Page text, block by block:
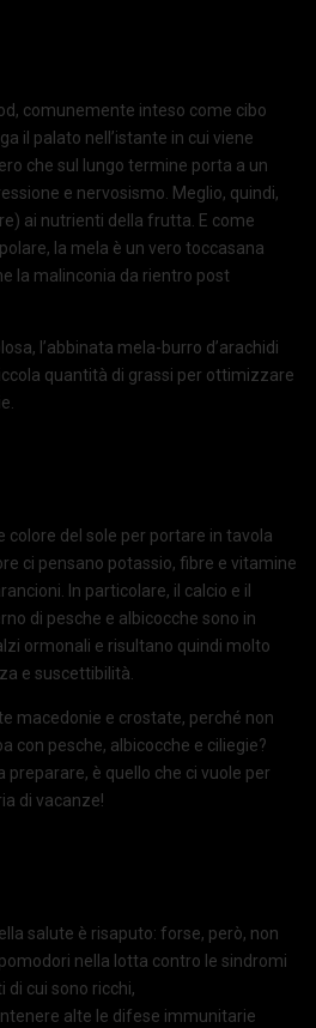
comunemente inteso come cibo
il palato nell’istante in cui viene
che sul lungo termine porta a un
e nervosismo. Meglio, quindi,
ai nutrienti della frutta. E come
la mela è un vero toccasana
la malinconia da rientro post
l’abbinata mela-burro d’arachidi
quantità di grassi per ottimizzare
colore del sole per portare in tavola
ci pensano potassio, fibre e vitamine
In particolare, il calcio e il
di pesche e albicocche sono in
ormonali e risultano quindi molto
e suscettibilità.
macedonie e crostate, perché non
con pesche, albicocche e ciliegie?
preparare, è quello che ci vuole per
di vacanze!
salute è risaputo: forse, però, non
nella lotta contro le sindromi
di cui sono ricchi,
alte le difese immunitarie